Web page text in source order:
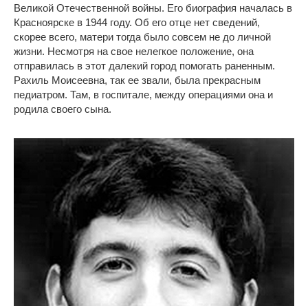
Великой Отечественной войны. Его биография началась в
Красноярске в 1944 году. Об его отце нет сведений,
скорее всего, матери тогда было совсем не до личной
жизни. Несмотря на свое нелегкое положение, она
отправилась в этот далекий город помогать раненным.
Рахиль Моисеевна, так ее звали, была прекрасным
педиатром. Там, в госпитале, между операциями она и
родила своего сына.